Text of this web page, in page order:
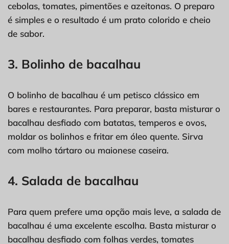
cebolas, tomates, pimentões e azeitonas. O preparo
é simples e o resultado é um prato colorido e cheio
de sabor.
3. Bolinho de bacalhau
O bolinho de bacalhau é um petisco clássico em
bares e restaurantes. Para preparar, basta misturar o
bacalhau desfiado com batatas, temperos e ovos,
moldar os bolinhos e fritar em óleo quente. Sirva
com molho tártaro ou maionese caseira.
4. Salada de bacalhau
Para quem prefere uma opção mais leve, a salada de
bacalhau é uma excelente escolha. Basta misturar o
bacalhau desfiado com folhas verdes, tomates